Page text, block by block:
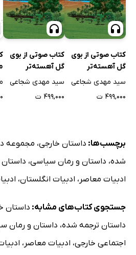
کتاب صوتی از بوی
گل آهسته‌تر
سید مهدی شجاعی
۴۹۹,۰۰۰ ت
کتاب صوتی از بوی
گل آهسته‌تر
سید مهدی شجاعی
۴۹۹,۰۰۰ ت
برچسب‌ها: داستان خارجی، مجموعه
شده، داستان و رمان سیاسی،
ادبیات معاصر ، ادبیات انگلستان،
جستجوی کتاب‌های مشابه: داستان
داستان ترجمه شده، داستان و رمان
اجتماعی خارجی، ادبیات معاصر ،